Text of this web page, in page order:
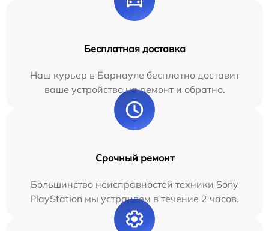
Бесплатная доставка
Наш курьер в Барнауле бесплатно доставит
ваше устройство на ремонт и обратно.
Срочный ремонт
Большинство неисправностей техники Sony
PlayStation мы устраняем в течение 2 часов.